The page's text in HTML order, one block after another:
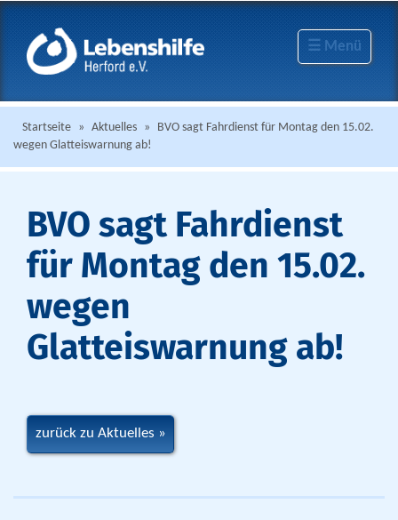
☰ Menü
Startseite » Aktuelles »
BVO sagt Fahrdienst für Montag den 15.02.
wegen Glatteiswarnung ab!
BVO sagt Fahrdienst
für Montag den 15.02.
wegen
Glatteiswarnung ab!
zurück zu Aktuelles